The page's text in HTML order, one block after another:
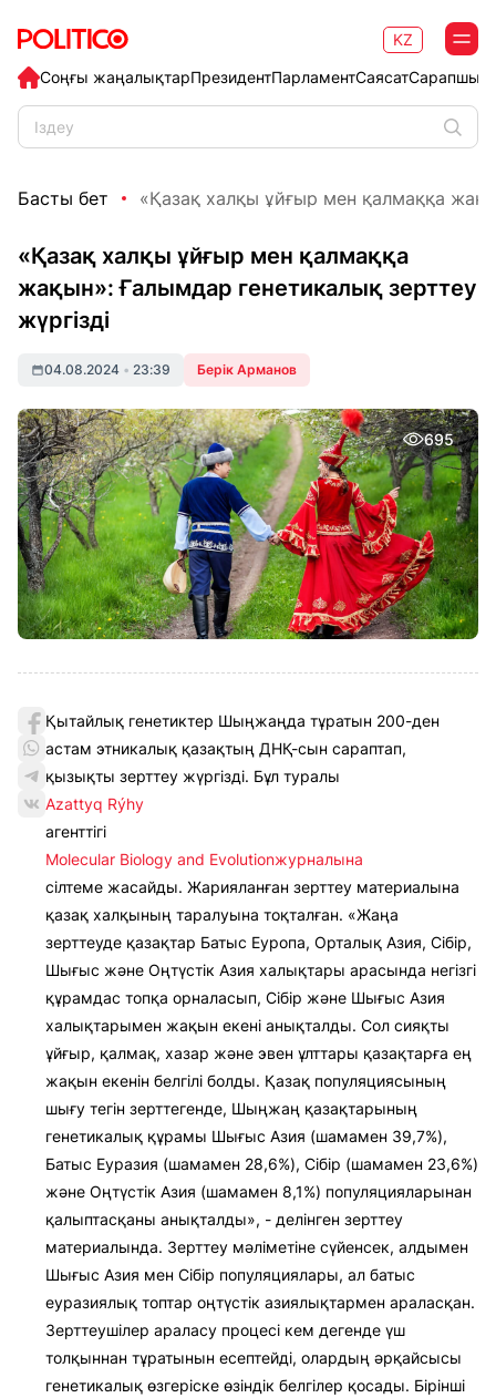
Соңғы жаңалықтарПрезидентПарламентСаясат
KZ
Басты бет «Қазақ халқы ұйғыр мен қалмаққа
«Қазақ халқы ұйғыр мен қалмаққа
жақын»: Ғалымдар генетикалық зерттеу
жүргізді
04.08.2024 • 23:39 Берік Арманов
695
Қытайлық генетиктер Шыңжаңда тұратын 200-ден
астам этникалық қазақтың ДНҚ-сын сараптап,
қызықты зерттеу жүргізді. Бұл туралы
Azattyq Rýhy
агенттігі
Molecular Biology and Evolutionжурналына
сілтеме жасайды. Жарияланған зерттеу материалына
қазақ халқының таралуына тоқталған. «Жаңа
зерттеуде қазақтар Батыс Еуропа, Орталық Азия, Сібір,
Шығыс және Оңтүстік Азия халықтары арасында негізгі
құрамдас топқа орналасып, Сібір және Шығыс Азия
халықтарымен жақын екені анықталды. Сол сияқты
ұйғыр, қалмақ, хазар және эвен ұлттары қазақтарға ең
жақын екенін белгілі болды. Қазақ популяциясының
шығу тегін зерттегенде, Шыңжаң қазақтарының
генетикалық құрамы Шығыс Азия (шамамен 39,7%),
Батыс Еуразия (шамамен 28,6%), Сібір (шамамен 23,6%)
және Оңтүстік Азия (шамамен 8,1%) популяцияларынан
қалыптасқаны анықталды», - делінген зерттеу
материалында. Зерттеу мәліметіне сүйенсек, алдымен
Шығыс Азия мен Сібір популяциялары, ал батыс
еуразиялық топтар оңтүстік азиялықтармен араласқан.
Зерттеушілер араласу процесі кем дегенде үш
толқыннан тұратынын есептейді, олардың әрқайсысы
генетикалық өзгеріске өзіндік белгілер қосады. Бірінші